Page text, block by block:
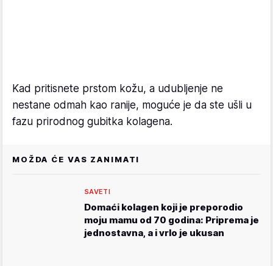
Kad pritisnete prstom kožu, a udubljenje ne
nestane odmah kao ranije, moguće je da ste ušli u
fazu prirodnog gubitka kolagena.
MOŽDA ĆE VAS ZANIMATI
SAVETI
Domaći kolagen koji je preporodio
moju mamu od 70 godina: Priprema je
jednostavna, a i vrlo je ukusan